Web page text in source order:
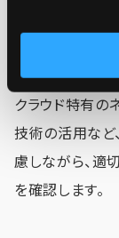
断がネットワー
クラウド特有の
技術の活用など
慮しながら、適
を確認します。